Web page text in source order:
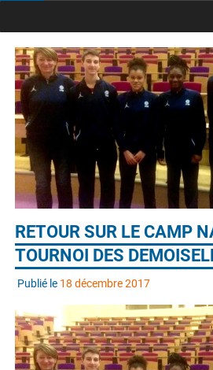
RETOUR SUR LE CAMP
TOURNOI DES
Publié le 18 décembre 2017